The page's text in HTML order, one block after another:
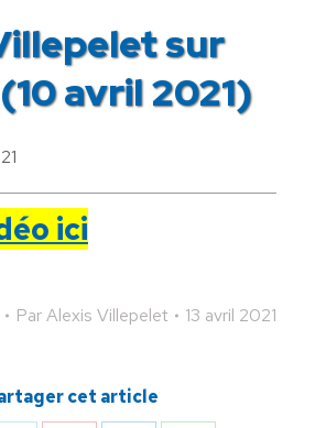
sur
avril 2021)
ici
ParAlexis Villepelet 13 avril 2021
cet article